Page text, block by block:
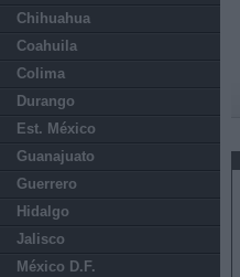
Chihuahua
Coahuila
Colima
Durango
Est. México
Guanajuato
Guerrero
Hidalgo
Jalisco
México D.F.